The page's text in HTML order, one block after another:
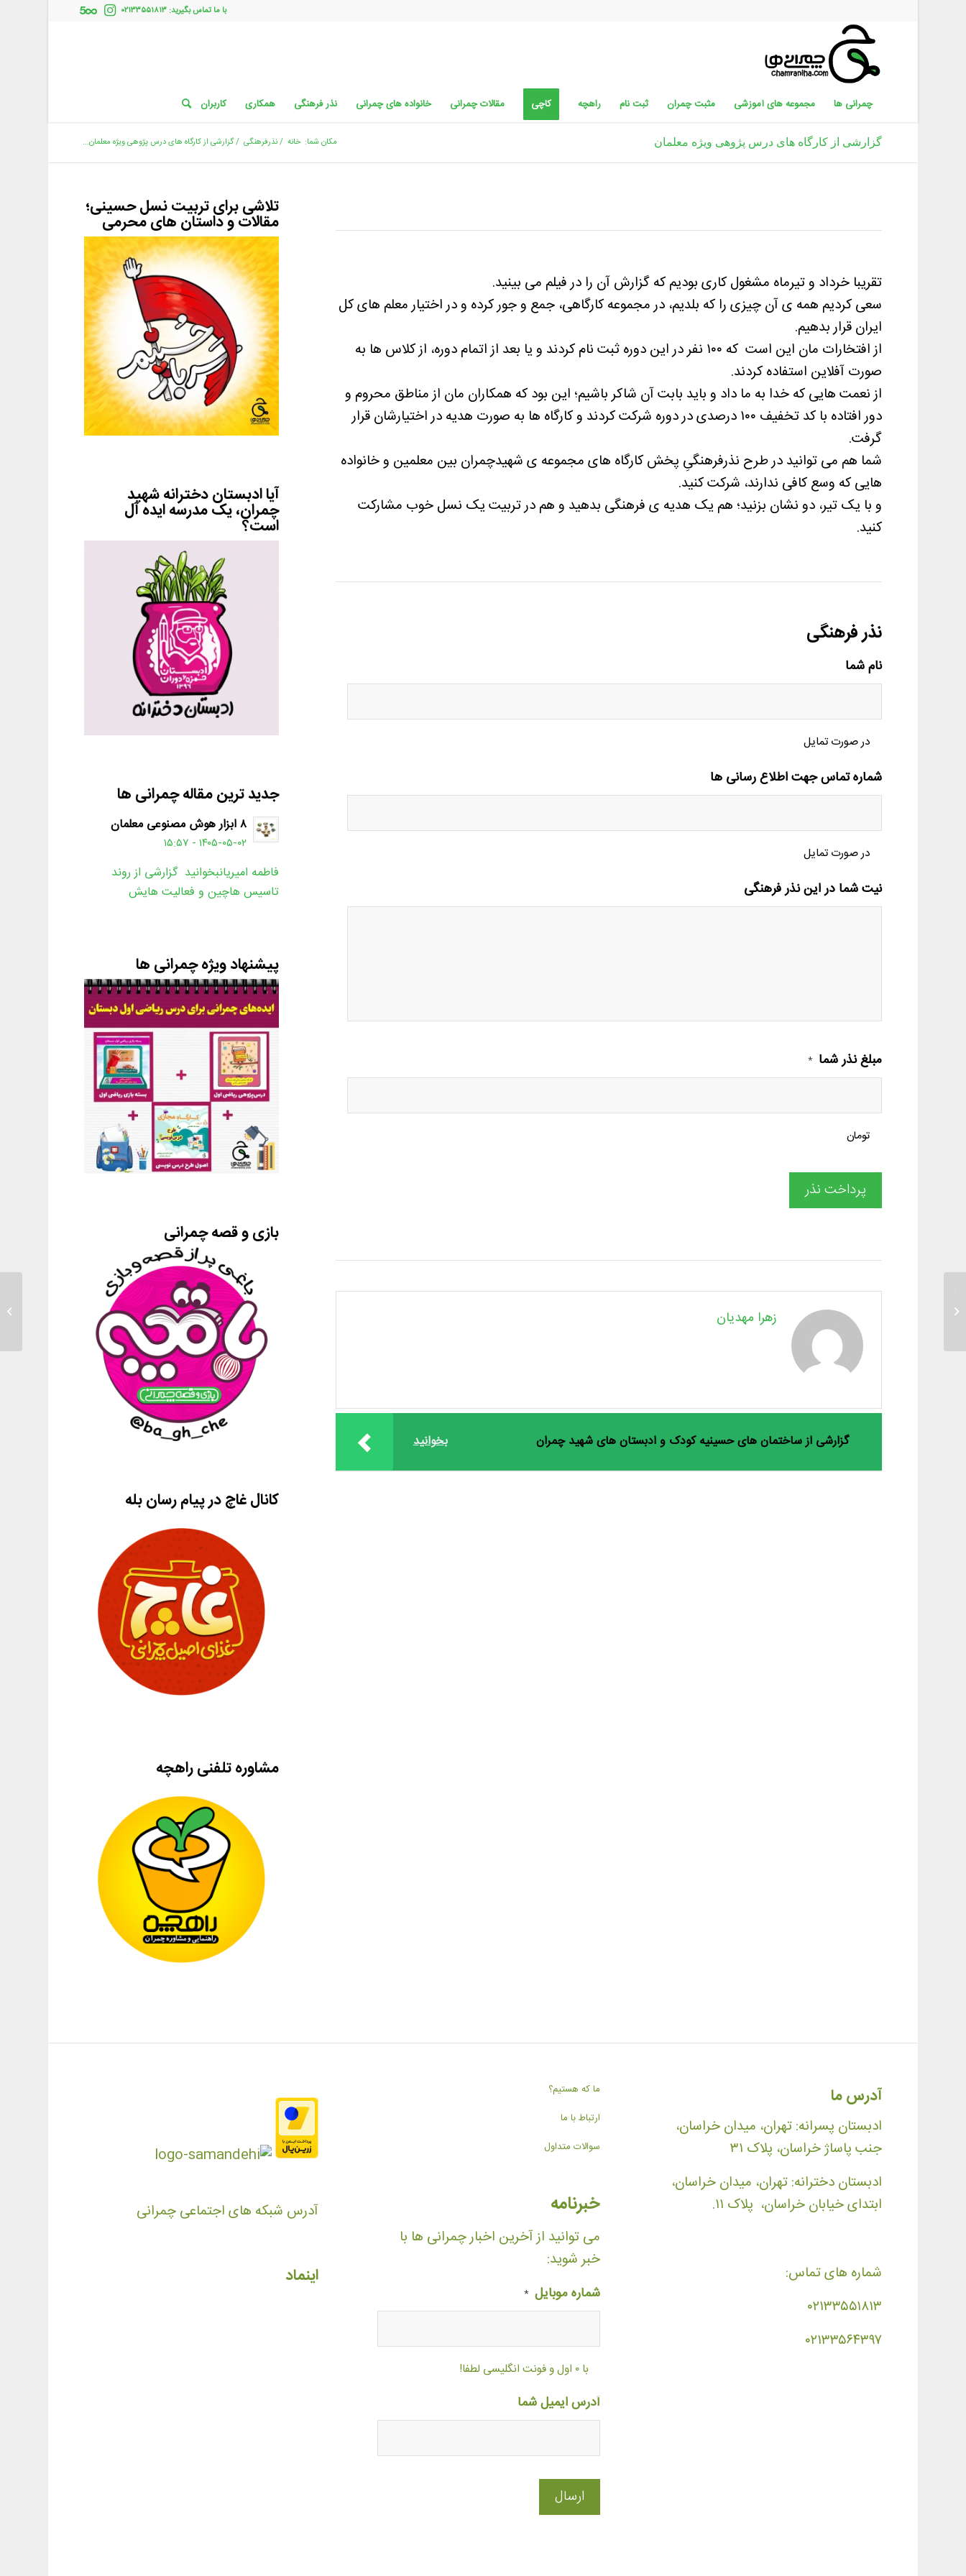
با ما تماس بگیرید: ۰۲۱۳۳۵۵۱۸۱۳
چمرانی ها مجموعه های آموزشی مثبت چمران ثبت نام راهچه کاچی مقالات چمرانی خانواده های چمرانی نذر فرهنگی همکاری کاربران
گزارشی از کارگاه های درس پژوهی ویژه معلمان مکان شما: خانه /نذرفرهنگی /گزارشی از کارگاه های درس پژوهی ویژه معلمان...
تقریبا خرداد و تیرماه مشغول کاری بودیم که گزارش آن را در فیلم می بینید.
سعی کردیم همه ی آن چیزی را که بلدیم، در مجموعه کارگاهی، جمع و جور کرده و در اختیار معلم های کل
ایران قرار بدهیم.
از افتخارات مان این است که ۱۰۰ نفر در این دوره ثبت نام کردند و یا بعد از اتمام دوره، از کلاس ها به
صورت آفلاین استفاده کردند.
از نعمت هایی که خدا به ما داد و باید بابت آن شاکر باشیم؛ این بود که همکاران مان از مناطق محروم و
دور افتاده با کد تخفیف ۱۰۰ درصدی در دوره شرکت کردند و کارگاه ها به صورت هدیه در اختیارشان قرار
گرفت.
شما هم می توانید در طرح نذرفرهنگیِ پخش کارگاه های مجموعه ی شهیدچمران بین معلمین و خانواده
هایی که وسع کافی ندارند، شرکت کنید.
و با یک تیر، دو نشان بزنید؛ هم یک هدیه ی فرهنگی بدهید و هم در تربیت یک نسل خوب مشارکت
کنید.
نذر فرهنگی
نام شما
در صورت تمایل
شماره تماس جهت اطلاع رسانی ها
در صورت تمایل
نیت شما در این نذر فرهنگی
مبلغ نذر شما *
تومان
زهرا مهدیان
بخوانید گزارشی از ساختمان های حسینیه کودک و ادبستان های شهید چمران
تلاشی برای تربیت نسل حسینی؛
مقالات و داستان های محرمی
آیا ادبستان دخترانه شهید
چمران، یک مدرسه ایده آل
است؟
جدید ترین مقاله چمرانی ها
۸ ابزار هوش مصنوعی معلمان
۱۴۰۵-۰۵-۰۲ - ۱۵:۵۷
فاطمه امیریانبخوانید گزارشی از روند
تاسیس هاچین و فعالیت هایش
پیشنهاد ویژه چمرانی ها
بازی و قصه چمرانی
کانال غاچ در پیام رسان بله
مشاوره تلفنی راهچه
آدرس ما
ادبستان پسرانه: تهران، میدان خراسان،
جنب پاساژ خراسان، پلاک ۳۱
ادبستان دخترانه: تهران، میدان خراسان،
ابتدای خیابان خراسان، پلاک ۱۱.
شماره های تماس:
۰۲۱۳۳۵۵۱۸۱۳
۰۲۱۳۳۵۶۴۳۹۷
ما که هستیم؟
ارتباط با ما
سوالات متداول
خبرنامه
می توانید از آخرین اخبار چمرانی ها با
خبر شوید:
شماره موبایل *
با ۰ اول و فونت انگلیسی لطفا!
آدرس ایمیل شما
آدرس شبکه های اجتماعی چمرانی
اینماد
کتاب تحول شبکه ای (بررسی شبکه ی ایده
های محوری در تحول بنیادین آموزش و